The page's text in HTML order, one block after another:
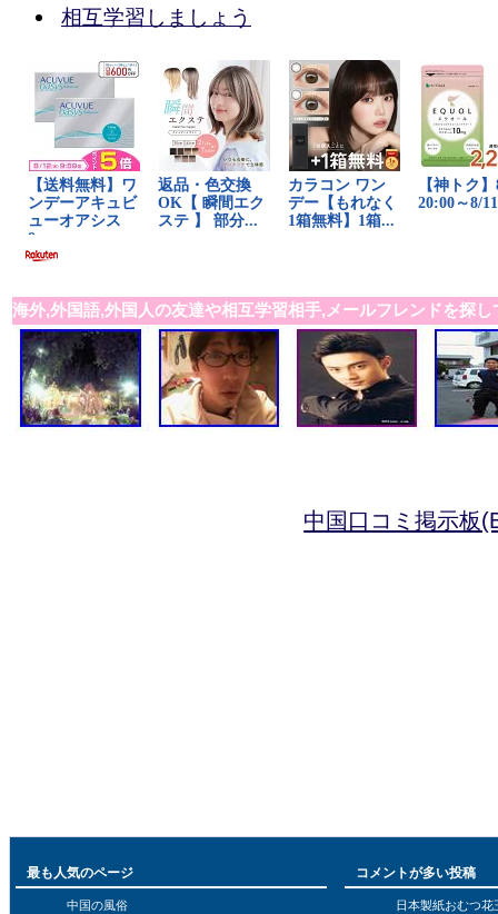
相互学習しましょう
海外,外国語,外国人の友達や相互学習相手,メールフレンドを探し
中国口コミ掲示板
最も人気のページ
中国の風俗
コメントが多い投稿
日本製紙おむつ